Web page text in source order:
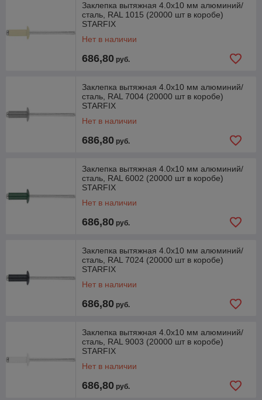
Заклепка вытяжная 4.0х10 мм алюминий/
сталь, RAL 1015 (20000 шт в коробе)
STARFIX
Нет в наличии
686,80 руб.
Заклепка вытяжная 4.0х10 мм алюминий/
сталь, RAL 7004 (20000 шт в коробе)
STARFIX
Нет в наличии
686,80 руб.
Заклепка вытяжная 4.0х10 мм алюминий/
сталь, RAL 6002 (20000 шт в коробе)
STARFIX
Нет в наличии
686,80 руб.
Заклепка вытяжная 4.0х10 мм алюминий/
сталь, RAL 7024 (20000 шт в коробе)
STARFIX
Нет в наличии
686,80 руб.
Заклепка вытяжная 4.0х10 мм алюминий/
сталь, RAL 9003 (20000 шт в коробе)
STARFIX
Нет в наличии
686,80 руб.